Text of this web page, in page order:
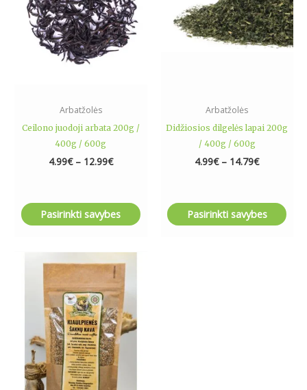
Arbatžolės
Ceilono juodoji arbata 200g /
400g / 600g
4.99€ – 12.99€
Pasirinkti savybes
The
options
may
be
page
Arbatžolės
Didžiosios dilgelės lapai 200g
/ 400g / 600g
4.99€ – 14.79€
Pasirinkti savybes
The
options
may
page